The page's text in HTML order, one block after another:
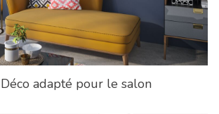
adapté pour le salon